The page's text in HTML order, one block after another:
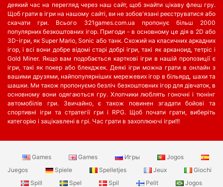
деякий час на перегляд через наш сайт, щоб знайти цікаву флеш гру.
Щоб грати в ігри на нашому сайті, ви не зобов'язані реєструватися або
скачати гри. Всього 321games.com.ua пропонує більш 2000
популярних безкоштовних ігор. Пригоди - в основному це дія в 2D або
3D-ігри, як Super Mario, Sonic або танк. Схожий на класичних аркадних
ігор, і всі вони добре відомі старі добрі ігри, такі як арканоид, тетріс і
Gold Miner. Якщо вам подобається карткові ігри в нашій пропозиції є
ігри, такі як покер або блекджек. Деякі ігри можна грати в онлайн з
вашими друзями, найпопулярніших мережевих ігор в більярд, шахи та
шашки. Ми також пропонуємо безліч безкоштовних ігор для дівчаток, в
основному вони одягаються гру. Хлопчики люблять гоночні і тюнінг
автомобілів гри. Звичайно, є також повинен згадати бойові та
спортивні ігри та стратегії гри і RPG. Щоб почати грати, виберіть
категорію і зацікавлені в грі. Час грати в захоплюючі ігри!!!
Games Games Игры
Jogos
Juegos
Spiele Spelletjes Jeux
Giochi
Spill
Spel Spil Pelit
Jogos